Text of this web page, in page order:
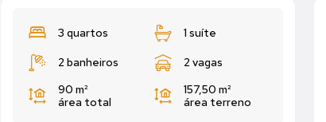
3 quartos 1 suíte
2 banheiros
2 vagas
90 m²
área total
157,50 m²
área terreno